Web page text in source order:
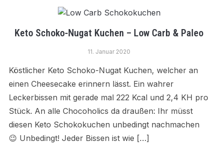
Keto Schoko-Nugat Kuchen – Low Carb & Paleo
11. Januar 2020
Köstlicher Keto Schoko-Nugat Kuchen, welcher an
einen Cheesecake erinnern lässt. Ein wahrer
Leckerbissen mit gerade mal 222 Kcal und 2,4 KH pro
Stück. An alle Chocoholics da draußen: Ihr müsst
diesen Keto Schokokuchen unbedingt nachmachen
😉 Unbedingt! Jeder Bissen ist wie […]